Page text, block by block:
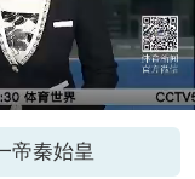
帝秦始皇